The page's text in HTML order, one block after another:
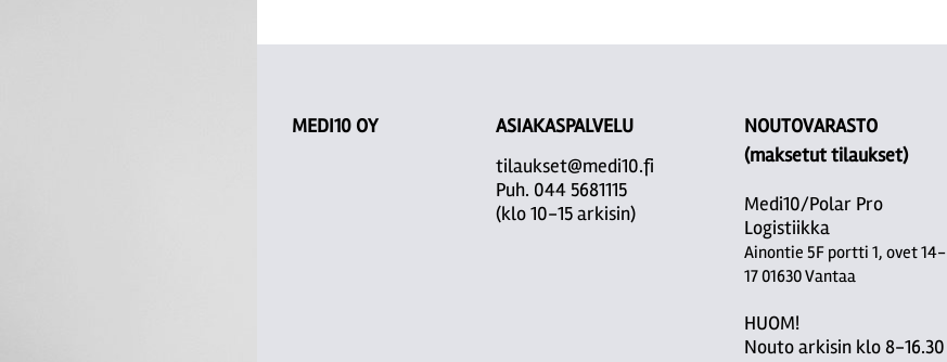
MEDI10 OY
ASIAKASPALVELU
tilaukset@medi10.fi
Puh. 044 5681115
(klo 10-15 arkisin)
NOUTOVARASTO
(maksetut tilaukset)
Medi10/Polar Pro
Logistiikka
Ainontie 5F portti 1, ovet 14-
17 01630 Vantaa
HUOM!
Nouto arkisin klo 8-16.30